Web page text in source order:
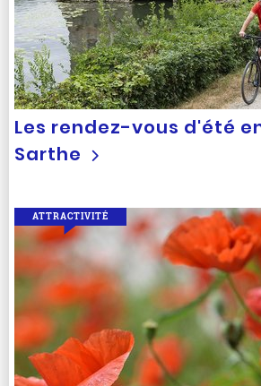
Les rendez-vous d'été
Sarthe
ATTRACTIVITÉ